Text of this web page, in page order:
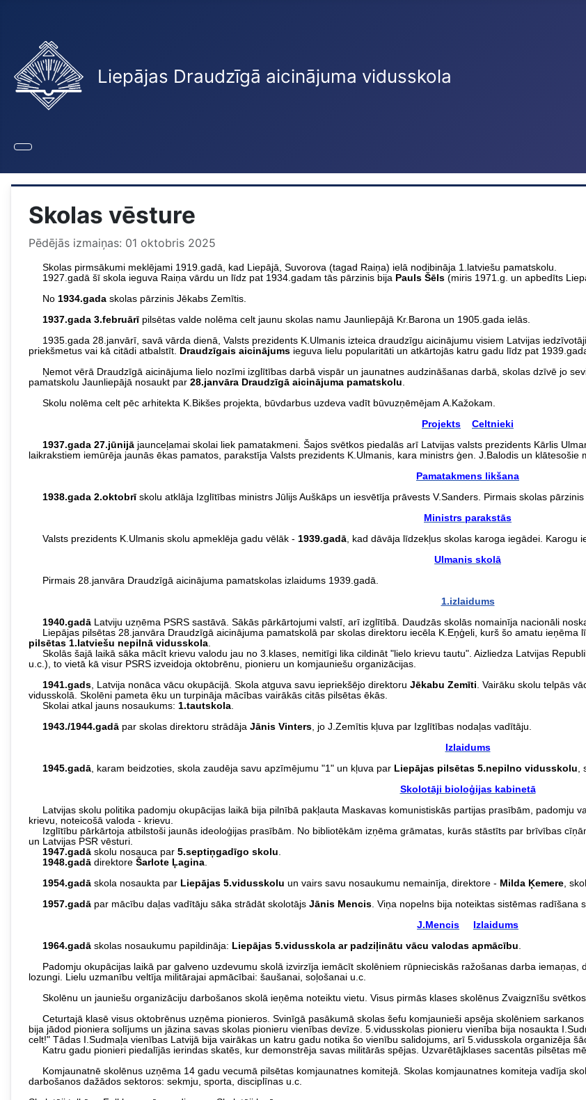
Liepājas Draudzīgā aicinājuma vidusskola
Skolas vēsture
Pēdējās izmaiņas: 01 oktobris 2025
Skolas pirmsākumi meklējami 1919.gadā, kad Liepājā, Suvorova (tagad Raiņa) ielā nodibināja 1.latviešu pamatskolu.
1927.gadā šī skola ieguva Raiņa vārdu un līdz pat 1934.gadam tās pārzinis bija Pauls Šēls (miris 1971.g. un apbedīts
No 1934.gada skolas pārzinis Jēkabs Zemītis.
1937.gada 3.februārī pilsētas valde nolēma celt jaunu skolas namu Jaunliepājā Kr.Barona un 1905.gada ielās.
1935.gada 28.janvārī, savā vārda dienā, Valsts prezidents K.Ulmanis izteica draudzīgu aicinājumu visiem Latvijas
priekšmetus vai kā citādi atbalstīt. Draudzīgais aicinājums ieguva lielu popularitāti un atkārtojās katru gadu līdz pat
Ņemot vērā Draudzīgā aicinājuma lielo nozīmi izglītības darbā vispār un jaunatnes audzināšanas darbā, skolas dzīvē jo
pamatskolu Jaunliepājā nosaukt par 28.janvāra Draudzīgā aicinājuma pamatskolu
Skolu nolēma celt pēc arhitekta K.Bikšes projekta, būvdarbus uzdeva vadīt būvuzņēmējam A.Kažokam.
Projekts
Celtnieki
1937.gada 27.jūnijā jaunceļamai skolai liek pamatakmeni. Šajos svētkos piedalās arī Latvijas valsts prezidents Kārlis
laikrakstiem iemūrēja jaunās ēkas pamatos, parakstīja Valsts prezidents K.Ulmanis, kara ministrs ģen. J.Balodis un klātesošie
Pamatakmens likšana
1938.gada 2.oktobrī skolu atklāja Izglītības ministrs Jūlijs Auškāps un iesvētīja prāvests V.Sanders. Pirmais skolas
Ministrs parakstās
Valsts prezidents K.Ulmanis skolu apmeklēja gadu vēlāk - 1939.gadā , kad dāvāja līdzekļus skolas karoga iegādei. Karogu
Ulmanis skolā
Pirmais 28.janvāra Draudzīgā aicinājuma pamatskolas izlaidums 1939.gadā.
1.izlaidums
1940.gadā Latviju uzņēma PSRS sastāvā. Sākās pārkārtojumi valstī, arī izglītībā. Daudzās skolās nomainīja nacionāli
Liepājas pilsētas 28.janvāra Draudzīgā aicinājuma pamatskolā par skolas direktoru iecēla K.Eņģeli, kurš šo amatu ieņēma
pilsētas 1.latviešu nepilnā vidusskola
Skolās šajā laikā sāka mācīt krievu valodu jau no 3.klases, nemitīgi lika cildināt "lielo krievu tautu". Aizliedza Latvijas
u.c.), to vietā kā visur PSRS izveidoja oktobrēnu, pionieru un komjauniešu organizācijas.
1941.gads , Latvija nonāca vācu okupācijā. Skola atguva savu iepriekšējo direktoru Jēkabu Zemīti . Vairāku skolu telpās
vidusskolā. Skolēni pameta ēku un turpināja mācības vairākās citās pilsētas ēkās.
Skolai atkal jauns nosaukums: 1.tautskola
1943./1944.gadā par skolas direktoru strādāja Jānis Vinters , jo J.Zemītis kļuva par Izglītības nodaļas vadītāju.
Izlaidums
1945.gadā , karam beidzoties, skola zaudēja savu apzīmējumu "1" un kļuva par Liepājas pilsētas 5.nepilno vidusskolu
Skolotāji bioloģijas kabinetā
Latvijas skolu politika padomju okupācijas laikā bija pilnībā pakļauta Maskavas komunistiskās partijas prasībām, padomju
krievu, noteicošā valoda - krievu.
Izglītību pārkārtoja atbilstoši jaunās ideoloģijas prasībām. No bibliotēkām izņēma grāmatas, kurās stāstīts par brīvības
un Latvijas PSR vēsturi.
1947.gadā skolu nosauca par 5.septiņgadīgo skolu
1948.gadā direktore Šarlote Ļagina
1954.gadā skola nosaukta par Liepājas 5.vidusskolu un vairs savu nosaukumu nemainīja, direktore - Milda Ķemere ,
1957.gadā par mācību daļas vadītāju sāka strādāt skolotājs Jānis Mencis . Viņa nopelns bija noteiktas sistēmas
J.Mencis
Izlaidums
1964.gadā skolas nosaukumu papildināja: Liepājas 5.vidusskola ar padziļinātu vācu valodas apmācību
Padomju okupācijas laikā par galveno uzdevumu skolā izvirzīja iemācīt skolēniem rūpnieciskās ražošanas darba iemaņas,
lozungi. Lielu uzmanību veltīja militārajai apmācībai: šaušanai, soļošanai u.c.
Skolēnu un jauniešu organizāciju darbošanos skolā ieņēma noteiktu vietu. Visus pirmās klases skolēnus Zvaigznīšu
Ceturtajā klasē visus oktobrēnus uzņēma pionieros. Svinīgā pasākumā skolas šefu komjaunieši apsēja skolēniem
bija jādod pioniera solījums un jāzina savas skolas pionieru vienības devīze. 5.vidusskolas pionieru vienība bija nosaukta
celt!" Tādas I.Sudmaļa vienības Latvijā bija vairākas un katru gadu notika šo vienību salidojums, arī 5.vidusskola organizēja
Katru gadu pionieri piedalījās ierindas skatēs, kur demonstrēja savas militārās spējas. Uzvarētājklases sacentās pilsētas
Komjaunatnē skolēnus uzņēma 14 gadu vecumā pilsētas komjaunatnes komitejā. Skolas komjaunatnes komiteja vadīja
darbošanos dažādos sektoros: sekmju, sporta, disciplīnas u.c.